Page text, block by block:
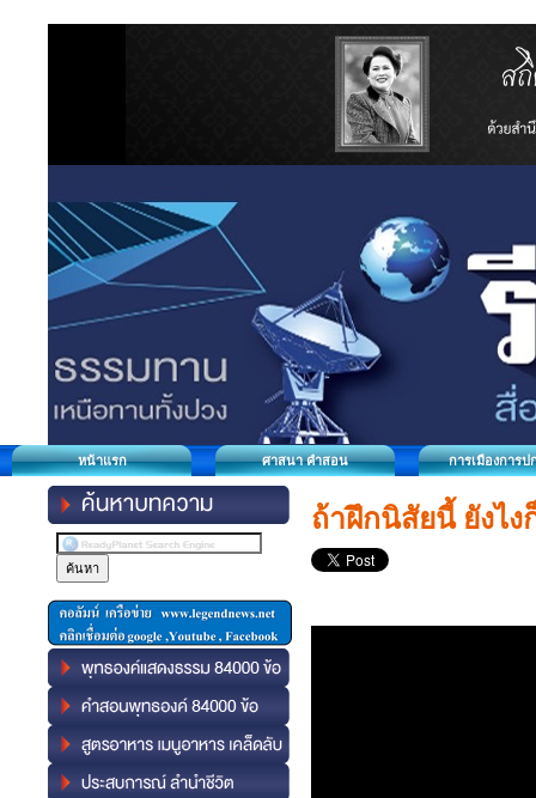
หน้าแรก ศาสนา คำสอน การเมืองการป
ถ้าฝึกนิสัยนี้ ยังไง